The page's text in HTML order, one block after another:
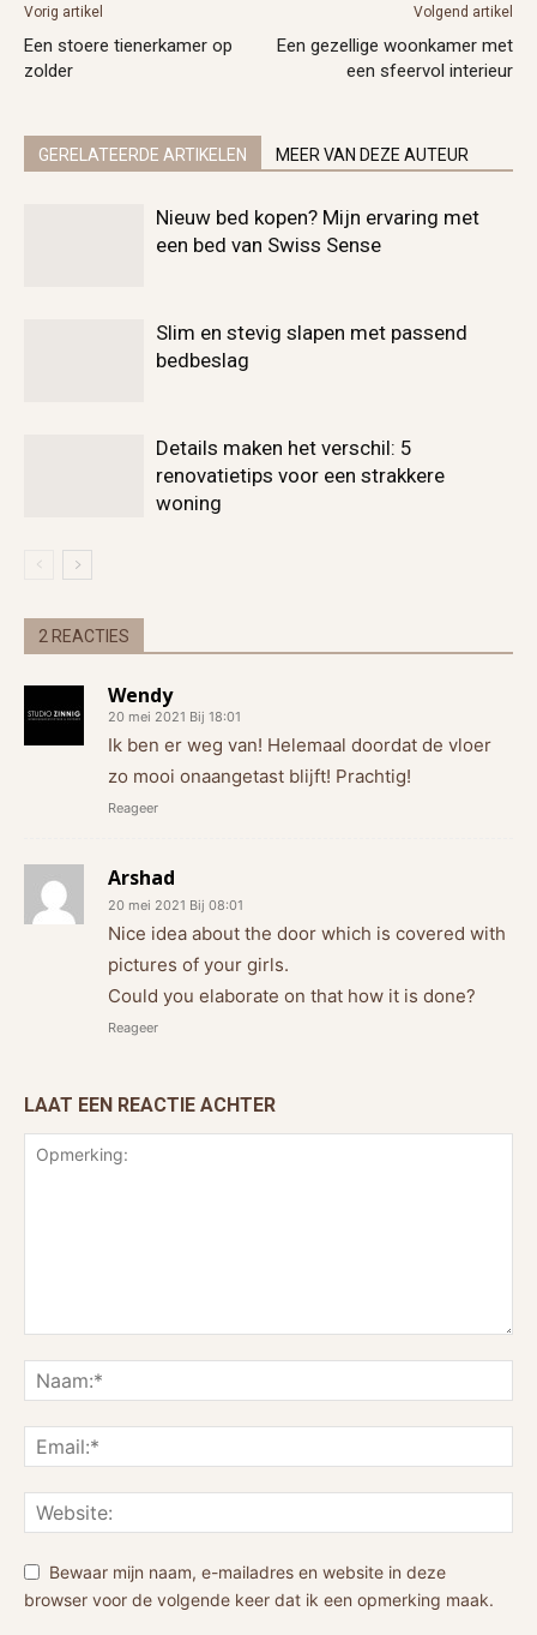
Vorig artikel
Een stoere tienerkamer op
zolder
Volgend artikel
Een gezellige woonkamer met
een sfeervol interieur
GERELATEERDE ARTIKELEN MEER VAN DEZE AUTEUR
Nieuw bed kopen? Mijn ervaring met
een bed van Swiss Sense
Slim en stevig slapen met passend
bedbeslag
Details maken het verschil: 5
renovatietips voor een strakkere
woning
2 REACTIES
Wendy
20 mei 2021 Bij 18:01
Ik ben er weg van! Helemaal doordat de vloer
zo mooi onaangetast blijft! Prachtig!
Reageer
Arshad
20 mei 2021 Bij 08:01
Nice idea about the door which is covered with
pictures of your girls.
Could you elaborate on that how it is done?
Reageer
LAAT EEN REACTIE ACHTER
Bewaar mijn naam, e-mailadres en website in deze
browser voor de volgende keer dat ik een opmerking maak.